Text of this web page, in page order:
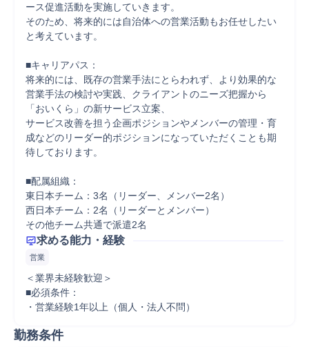
ース促進活動を実施していきます。
そのため、将来的には自治体への営業活動もお任せしたい
と考えています。
■キャリアパス：
将来的には、既存の営業手法にとらわれず、より効果的な
営業手法の検討や実践、クライアントのニーズ把握から
「おいくら」の新サービス立案、
サービス改善を担う企画ポジションやメンバーの管理・育
成などのリーダー的ポジションになっていただくことも期
待しております。
■配属組織：
東日本チーム：3名（リーダー、メンバー2名）
西日本チーム：2名（リーダーとメンバー）
その他チーム共通で派遣2名
求める能力・経験
営業
＜業界未経験歓迎＞
■必須条件：
・営業経験1年以上（個人・法人不問）
勤務条件